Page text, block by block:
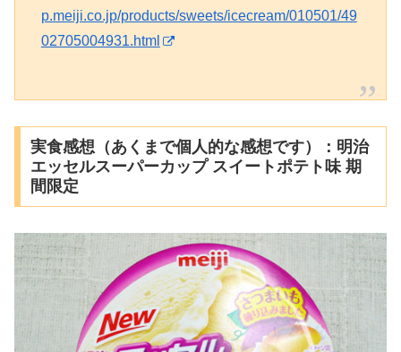
p.meiji.co.jp/products/sweets/icecream/010501/49
02705004931.html
実食感想（あくまで個人的な感想です）：明治
エッセルスーパーカップ スイートポテト味 期
間限定